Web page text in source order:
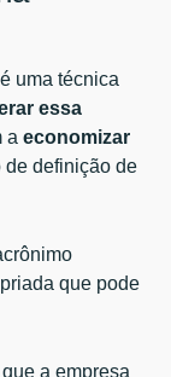
uma técnica
essa
aeconomizar
de definição de
que pode
a empresa